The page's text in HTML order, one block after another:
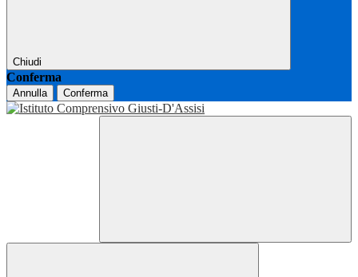
Chiudi
Conferma
Annulla Conferma